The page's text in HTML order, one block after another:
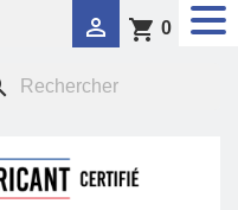
 shopping_cart 0